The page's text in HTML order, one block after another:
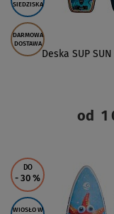
SIEDZISKA
DARMOWA
DOSTAWA
Deska SUP
od 1
DO
- 30 %
WIOSŁO W